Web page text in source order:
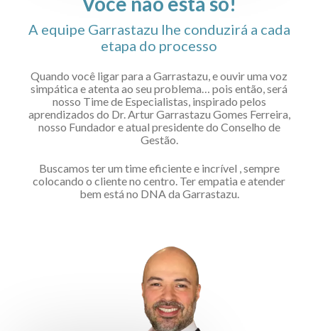
A equipe Garrastazu lhe conduzirá a cada
etapa do processo
Quando você ligar para a Garrastazu, e ouvir uma voz
simpática e atenta ao seu problema… pois então, será
nosso Time de Especialistas, inspirado pelos
aprendizados do Dr. Artur Garrastazu Gomes Ferreira,
nosso Fundador e atual presidente do Conselho de
Gestão.
Buscamos ter um time eficiente e incrível , sempre
colocando o cliente no centro. Ter empatia e atender
bem está no DNA da Garrastazu.